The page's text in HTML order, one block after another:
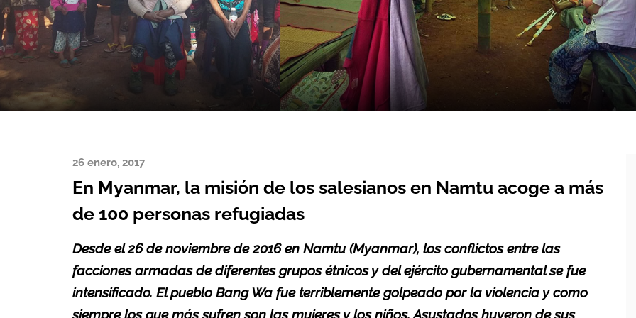
26 enero, 2017
En Myanmar, la misión de los salesianos en Namtu acoge a más
de 100 personas refugiadas
Desde el 26 de noviembre de 2016 en Namtu (Myanmar), losconflictosentre las
facciones armadas de diferentes grupos étnicos y del ejército gubernamental se fue
intensificado. El pueblo Bang Wa fue terriblemente golpeado por la violencia y como
siemprelos que más sufrenson las mujeres y los niños. Asustados huyeron de sus